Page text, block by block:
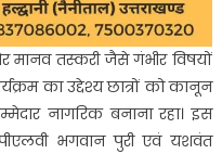
तस्करी जैसे गंभीर विषयों
का उद्देश्य छात्रों को कानून
नागरिक बनाना रहा। इस
पीएलवी भगवान पुरी एवं यशवंत